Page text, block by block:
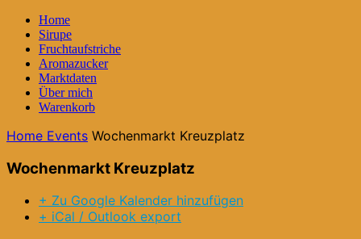
Home
Sirupe
Fruchtaufstriche
Aromazucker
Marktdaten
Über mich
Warenkorb
Home Events Wochenmarkt Kreuzplatz
Wochenmarkt Kreuzplatz
+ Zu Google Kalender hinzufügen
+ iCal / Outlook export